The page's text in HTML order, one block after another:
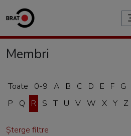
Membri
Toate 0-9 A B C D E F G
P
Q R S T U V W X Y Z
Șterge filtre